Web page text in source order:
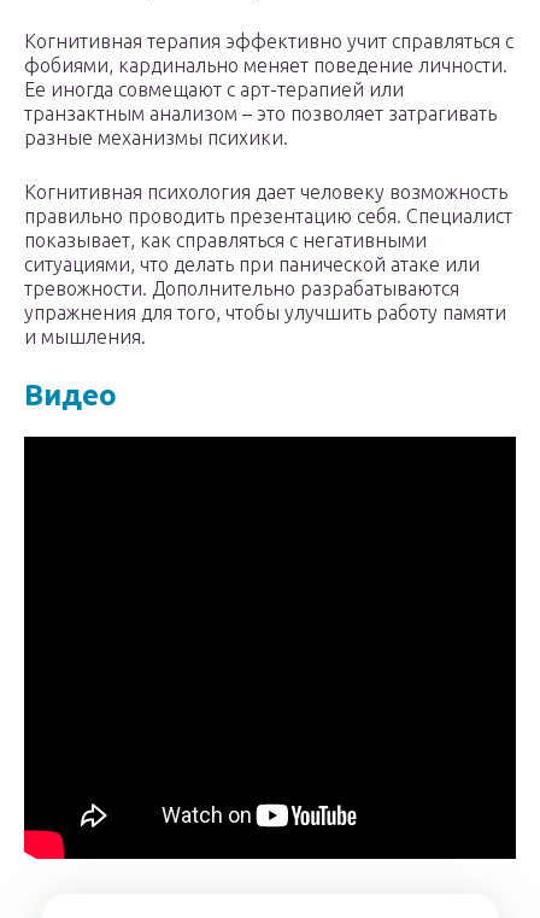
Когнитивная терапия эффективно учит справляться с
фобиями, кардинально меняет поведение личности.
Ее иногда совмещают с арт-терапией или
транзактным анализом – это позволяет затрагивать
разные механизмы психики.
Когнитивная психология дает человеку возможность
правильно проводить презентацию себя. Специалист
показывает, как справляться с негативными
ситуациями, что делать при панической атаке или
тревожности. Дополнительно разрабатываются
упражнения для того, чтобы улучшить работу памяти
и мышления.
Видео